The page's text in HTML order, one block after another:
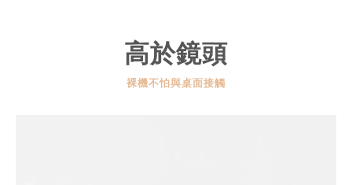
高於鏡頭
裸機不怕與桌面接觸